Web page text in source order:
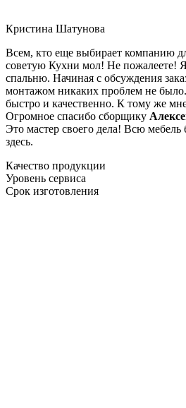
Кристина Шатунова
Всем, кто еще выбирает компанию
советую Кухни мол! Не пожалеете!
спальню. Начиная с обсуждения
монтажом никаких проблем не
быстро и качественно. К тому же
Огромное спасибо сборщику
Это мастер своего дела! Всю мебель
здесь.
Качество продукции
Уровень сервиса
Срок изготовления